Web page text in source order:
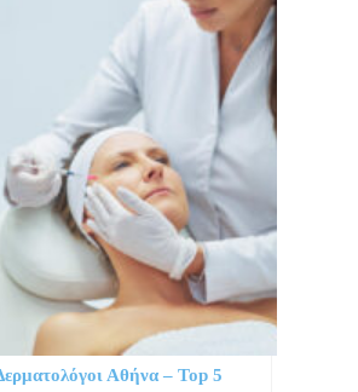
Αθήνα – Top 5